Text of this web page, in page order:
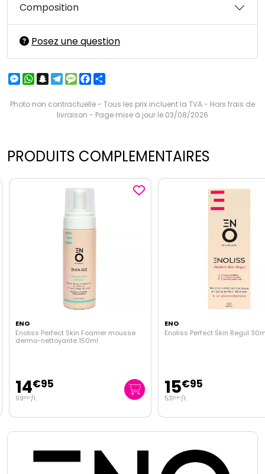
Composition
Posez une question
Messenger
WhatsApp
Snapchat
Telegram
MessageFacebook
Photo non contractuelle - Tous les prix incluent la TVA - Hors frais de
livraison - Page mise à jour le 03/08/2026
PRODUITS COMPLEMENTAIRES
ENO
Enoliss Perfect Skin Foamer mousse
dermo-nettoyante 150ml
14€95
99€67/l.
ENO
Enoliss Perfect Skin Regul
15€95
531€67/l.